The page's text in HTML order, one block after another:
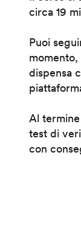
circa 19
Puoi
dispensa
Al
test di
con